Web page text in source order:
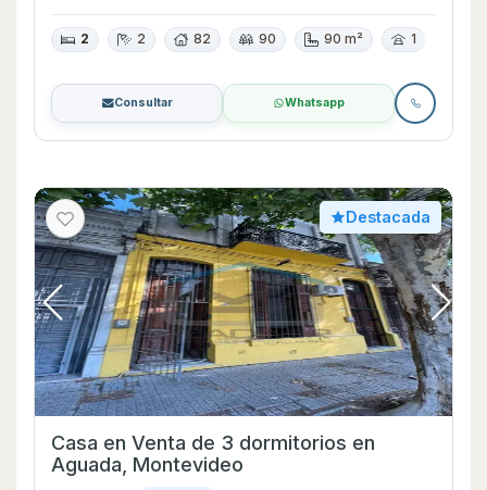
2 2 82 90 90 m² 1
Consultar Whatsapp
Destacada
Casa en Venta de 3 dormitorios en
Aguada, Montevideo